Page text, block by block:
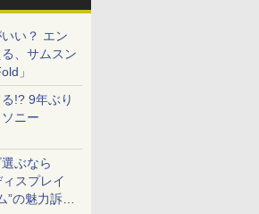
い？ エン
、サムスン
」
!? 9年ぶり
ニー
選ぶなら
スプレイ
”の魅力訴